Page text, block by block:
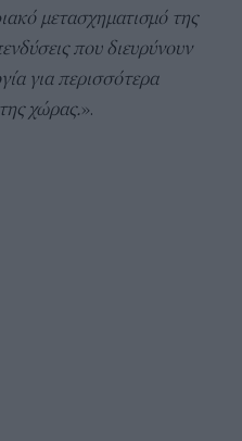
μετασχηματισμό της
που διευρύνουν
για περισσότερα
χώρας.».